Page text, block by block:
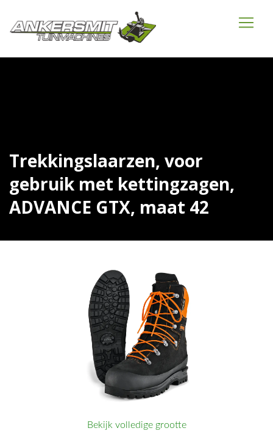
Trekkingslaarzen, voor
gebruik met kettingzagen,
ADVANCE GTX, maat 42
Bekijk volledige grootte